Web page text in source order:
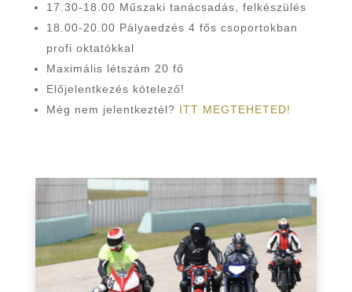
17.30-18.00 Műszaki tanácsadás, felkészülés
18.00-20.00 Pályaedzés 4 fős csoportokban
profi oktatókkal
Maximális létszám 20 fő
Előjelentkezés kötelező!
Még nem jelentkeztél? ITT MEGTEHETED!